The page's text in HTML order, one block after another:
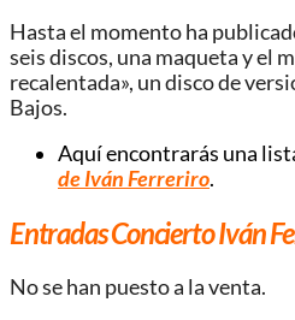
Hasta el momento ha
seis discos, una maqueta y el
recalentada», un disco de
Bajos.
Aquí encontrarás una
de Iván Ferreriro.
Entradas Concierto Iván
No se han puesto a la venta.